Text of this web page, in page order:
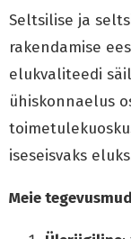
Seltsilise ja
rakendamise
elukvaliteedi
ühiskonnaelus
iseseisvaks
Meie